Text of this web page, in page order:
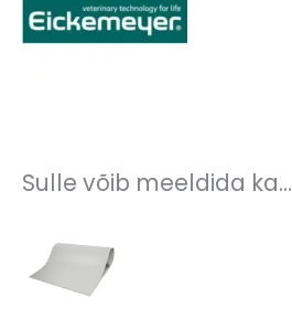
Sulle võib meeldida ka…